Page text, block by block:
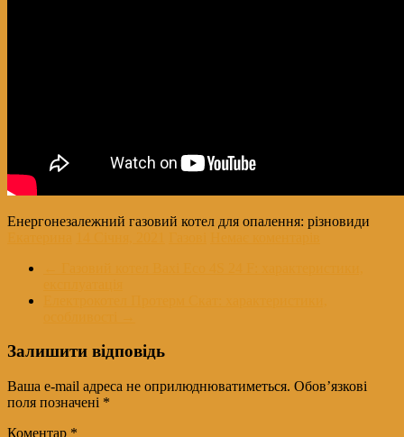
Енергонезалежний газовий котел для опалення: різновиди
Залишити відповідь
Ваша e-mail адреса не оприлюднюватиметься. Обов’язкові
поля позначені *
Коментар *